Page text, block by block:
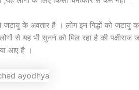
जटायु के अवतार है । लोग इन गिद्धों को जटायु
से यह भी सुनने को मिल रहा है की पक्षीराज
आए है ।